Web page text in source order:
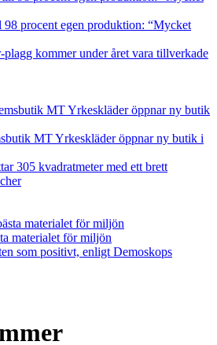
procent egen produktion: “Mycket
kommer under året vara tillverkade
MT Yrkeskläder öppnar ny butik i
305 kvadratmeter med ett brett
materialet för miljön
som positivt, enligt Demoskops